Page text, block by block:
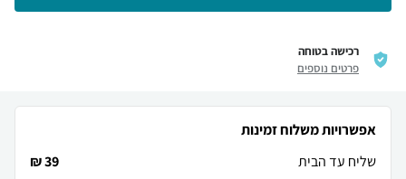
רכישה בטוחה
פרטים נוספים
אפשרויות משלוח זמינות
שליח עד הבית
39 ₪